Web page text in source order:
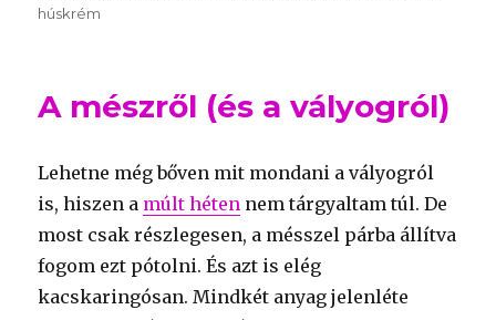
húskrém
A mészről (és a vályogról)
Lehetne még bőven mit mondani a vályogról
is, hiszen a múlt héten nem tárgyaltam túl. De
most csak részlegesen, a mésszel párba állítva
fogom ezt pótolni. És azt is elég
kacskaringósan. Mindkét anyag jelenléte